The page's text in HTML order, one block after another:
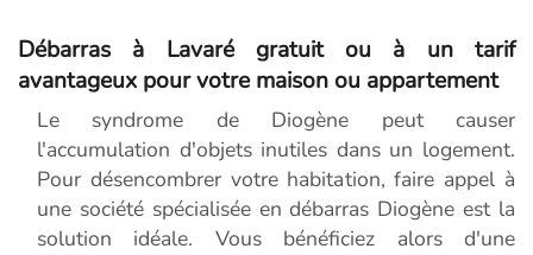
Débarras à Lavaré gratuit ou à un tarif
avantageux pour votre maison ou appartement
Le syndrome de Diogène peut causer
l'accumulation d'objets inutiles dans un logement.
Pour désencombrer votre habitation, faire appel à
une société spécialisée en débarras Diogène est la
solution idéale. Vous bénéficiez alors d'une